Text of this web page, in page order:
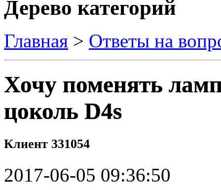
Дерево категорий
Главная > Ответы на
Хочу поменять
цоколь D4s
Клиент 331054
2017-06-05 09:36:50